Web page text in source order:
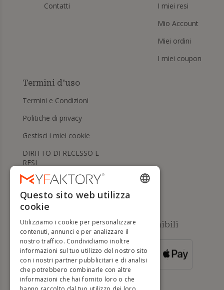
Contatti
I miei resi
Mio Account
Miei ordini
I miei coupon
Termini d'uso
Termini e Condizioni
Politiche di privacy
Gestisci i miei cookie
DIRITTO DI RECESSO E
RESI
Aiuto
Metodi di pagamento disponibili
SUPERIORI A
500 €
ENGLISH
DUTCH
GERMAN
PORTUGUESE
Questo sito web utilizza
cookie
Utilizziamo i cookie per personalizzare
contenuti, annunci e per analizzare il
nostro traffico. Condividiamo inoltre
informazioni sul tuo utilizzo del nostro sito
con i nostri partner pubblicitari e di analisi
che potrebbero combinarle con altre
informazioni che hai fornito loro o che